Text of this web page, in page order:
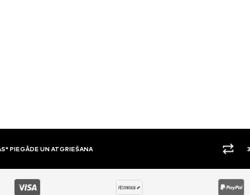
PIEGĀDE UN ATGRIEŠANA